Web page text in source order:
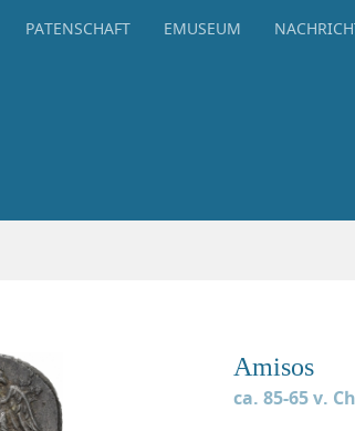
PATENSCHAFT EMUSEUM
Amisos
ca. 85-65 v.